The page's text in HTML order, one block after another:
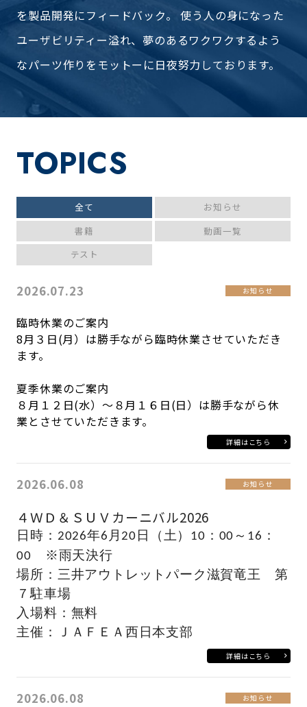
を製品開発にフィードバック。 使う人の身になった
ユーザビリティー溢れ、 夢のあるワクワクするよう
なパーツ作りをモットーに日夜努力しております。
TOPICS
全て
お知らせ
書籍
動画一覧
テスト
2026.07.23 お知らせ
臨時休業のご案内
8月３日(月）は勝手ながら臨時休業させていただき
ます。
夏季休業のご案内
８月１２日(水）～８月１６日(日）は勝手ながら休
業とさせていただきます。
詳細はこちら
2026.06.08 お知らせ
４ＷＤ＆ＳＵＶカーニバル2026
日時：2026年6月20日（土）10 ：00～16：
00 ※雨天決行
場所：三井アウトレットパーク滋賀竜王 第
７駐車場
入場料：無料
主催：ＪＡＦＥＡ西日本支部
詳細はこちら
2026.06.08 お知らせ